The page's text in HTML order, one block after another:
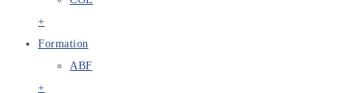
+
Formation
ABF
+